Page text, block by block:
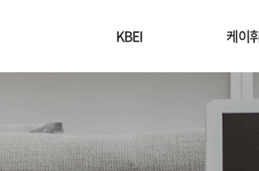
KBEI 케이